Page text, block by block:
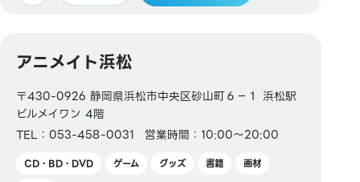
アニメイト浜松
〒430-0926 静岡県浜松市中央区砂山町６−１ 浜松駅
ビルメイワン 4階
TEL：053-458-0031
営業時間：10:00～20:00
CD・BD・DVD ゲーム グッズ 書籍
画材